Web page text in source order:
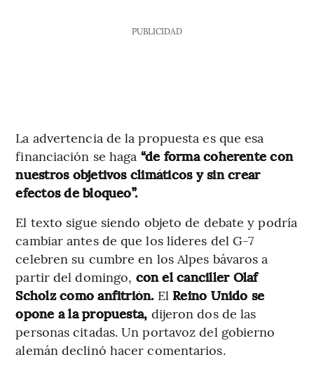
PUBLICIDAD
La advertencia de la propuesta es que esa
financiación se haga “de forma coherente con
nuestros objetivos climáticos y sin crear
efectos de bloqueo”.
El texto sigue siendo objeto de debate y podría
cambiar antes de que los líderes del G-7
celebren su cumbre en los Alpes bávaros a
partir del domingo, con el canciller Olaf
Scholz como anfitrión. El Reino Unido se
opone a la propuesta, dijeron dos de las
personas citadas. Un portavoz del gobierno
alemán declinó hacer comentarios.